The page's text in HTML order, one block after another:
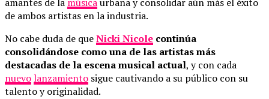
de ambos artistas en la industria.
No cabe duda de queNicki Nicole continúa
consolidándose como una de las artistas más
destacadas de la escena musical actual, y con cada
nuevolanzamiento sigue cautivando a su público con su
talento y originalidad.